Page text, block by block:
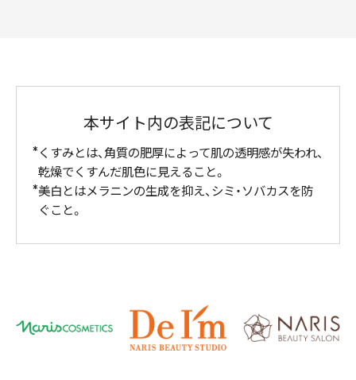
本サイト内の表記について
くすみとは、角質の肥厚によって肌の透明感が失われ、
乾燥でくすんだ肌色に見えること。
美白とはメラニンの生成を抑え、シミ・ソバカスを防
ぐこと。